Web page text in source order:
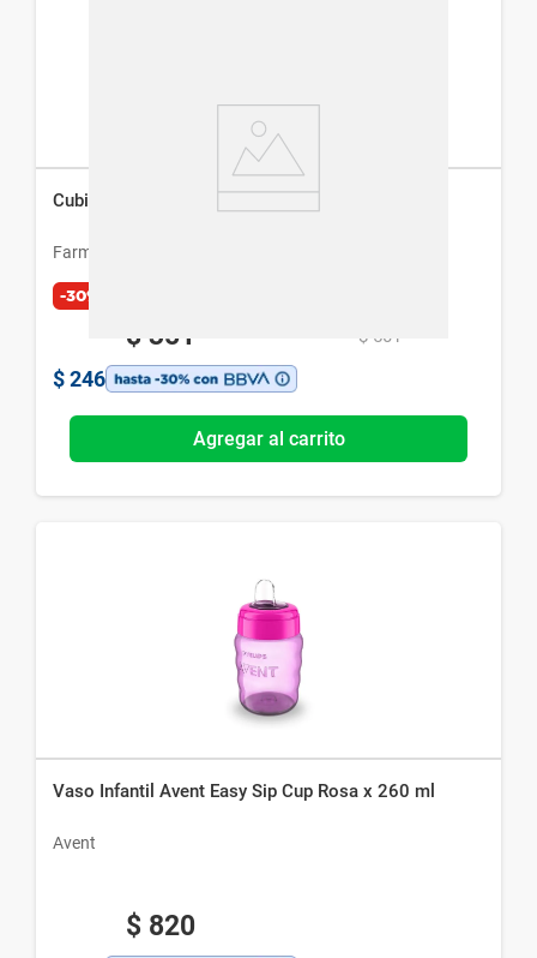
Cubiertos Farmacity Bebé Cuchara y Tenedor
Farmacity Bebé
-30%
$ 351 $ 501
$ 246
Agregar al carrito
Vaso Infantil Avent Easy Sip Cup Rosa x 260 ml
Avent
$ 820